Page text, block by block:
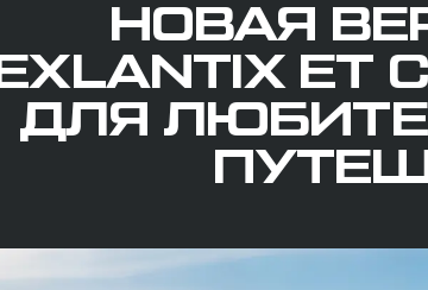
НОВАЯ
EXLANTIX ET
ДЛЯ